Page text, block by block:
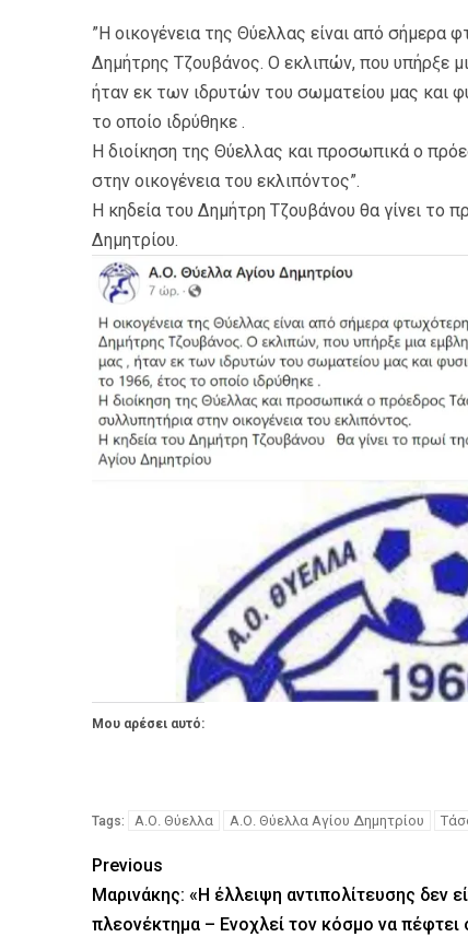
”Η οικογένεια της Θύελλας είναι από
Δημήτρης Τζουβάνος. Ο εκλιπών, που υπήρξε
ήταν εκ των ιδρυτών του σωματείου μας και
το οποίο ιδρύθηκε .
Η διοίκηση της Θύελλας και προσωπικά ο
στην οικογένεια του εκλιπόντος”.
Η κηδεία του Δημήτρη Τζουβάνου θα γίνει το
Δημητρίου.
Μου αρέσει αυτό:
Tags: Α.Ο. Θύελλα Α.Ο. Θύελλα Αγίου Δημητρίου
Previous
Μαρινάκης: «Η έλλειψη αντιπολίτευσης δεν
πλεονέκτημα – Ενοχλεί τον κόσμο να πέφτει